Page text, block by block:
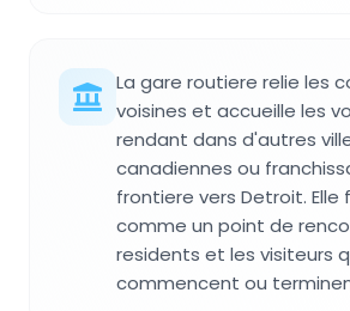
La gare routiere relie les
voisines et accueille les
rendant dans d'autres
canadiennes ou
frontiere vers Detroit. Elle
comme un point de
residents et les visiteurs
commencent ou